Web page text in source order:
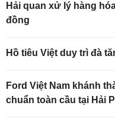
Hải quan xử lý hàng
đồng
Hồ tiêu Việt duy trì đà
Ford Việt Nam khánh
chuẩn toàn cầu tại Hải